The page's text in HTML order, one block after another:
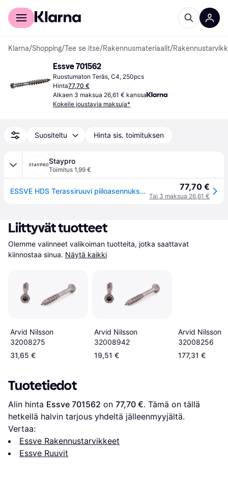
Kuluttajille
Klarna/Shopping/Tee se itse/Rakennusmateriaalit/
Essve 701562
Ruostumaton Teräs, C4, 250pcs
Hinta77,70 €
Alkaen 3 maksua 26,61 € kanssa
Kokeile joustavia maksuja*
Suositeltu Hinta sis. toimituksen
Staypro
Toimitus 1,99 €
ESSVE HDS Terassiruuvi piiloasennukseen, 4,8 mm Ø, A2, TX15, 250 kpl 60 mm, A2, Kiinnitys 77,70 €
Tai 3 maksua 26,61 €
Liittyvät tuotteet
Olemme valinneet valikoiman tuotteita, jotka saattavat
kiinnostaa sinua. Näytä kaikki
Arvid Nilsson
32008275
31,65 €
Arvid Nilsson
32008942
19,51 €
Arvid Nilsson
32008256
177,31 €
Tuotetiedot
Alin hinta Essve 701562 on 77,70 €. Tämä on tällä
hetkellä halvin tarjous yhdeltä jälleenmyyjältä.
Vertaa:
Essve Rakennustarvikkeet
Essve Ruuvit